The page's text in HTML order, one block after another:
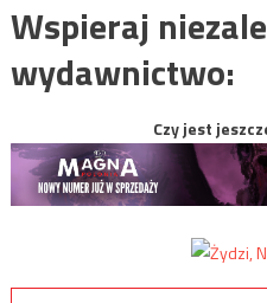
Wspieraj
wydawnictwo:
Czy jest